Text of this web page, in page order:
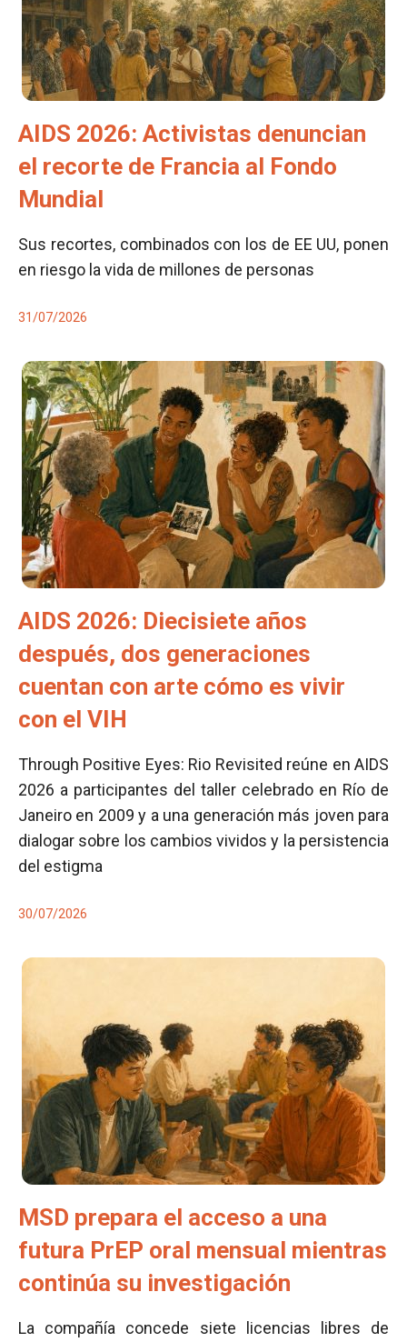
AIDS 2026: Activistas denuncian
el recorte de Francia al Fondo
Mundial
Sus recortes, combinados con los de EE UU, ponen
en riesgo la vida de millones de personas
31/07/2026
AIDS 2026: Diecisiete años
después, dos generaciones
cuentan con arte cómo es vivir
con el VIH
Through Positive Eyes: Rio Revisited reúne en AIDS
2026 a participantes del taller celebrado en Río de
Janeiro en 2009 y a una generación más joven para
dialogar sobre los cambios vividos y la persistencia
del estigma
30/07/2026
MSD prepara el acceso a una
futura PrEP oral mensual mientras
continúa su investigación
La compañía concede siete licencias libres de